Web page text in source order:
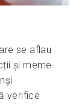
se aflau
și meme-
verifice